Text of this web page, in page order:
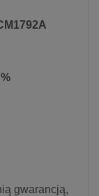
gwarancją,